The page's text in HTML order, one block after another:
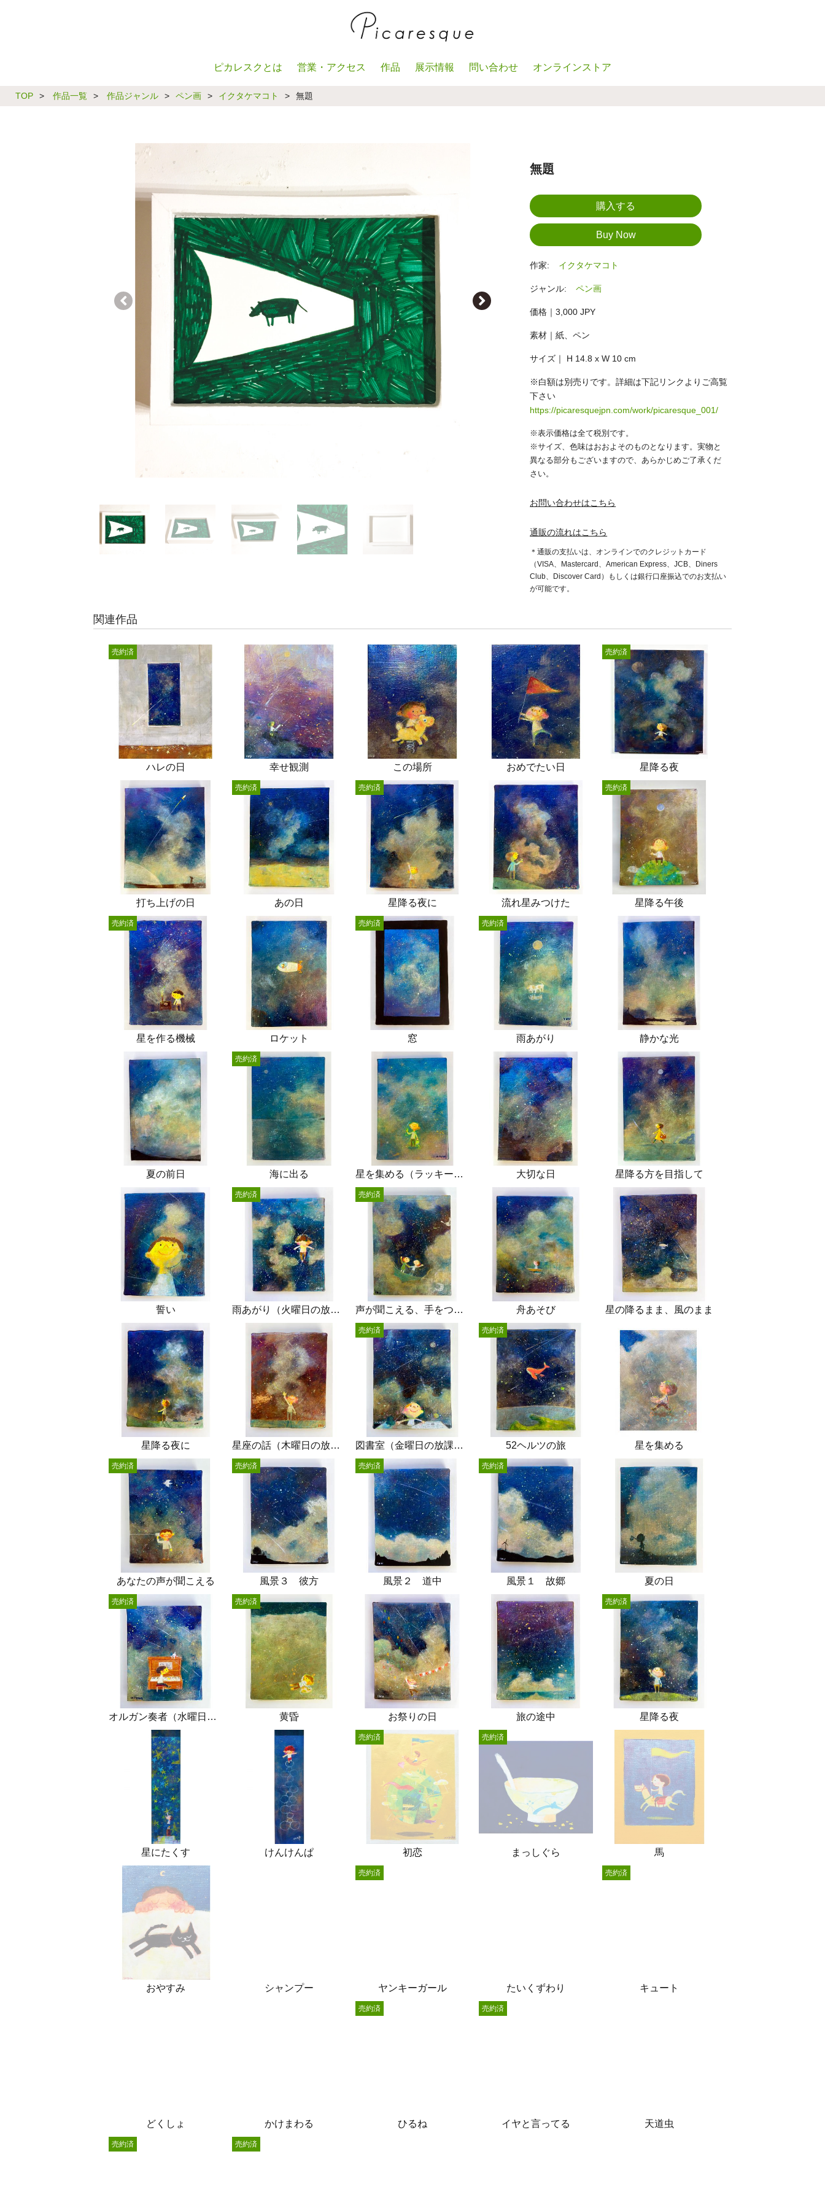
ピカレスクとは 営業・アクセス 作品 展示情報 問い合わせ オンラインストア
TOP > 作品一覧 > 作品ジャンル > ペン画 > イクタケマコト > 無題
無題
作家: イクタケマコト
ジャンル: ペン画
価格｜3,000 JPY
素材｜紙、ペン
サイズ｜ H 14.8 x W 10 cm
※白額は別売りです。詳細は下記リンクよりご高覧
下さい
https://picaresquejpn.com/work/picaresque_001/
※表示価格は全て税別です。
※サイズ、色味はおおよそのものとなります。実物と
異なる部分もございますので、あらかじめご了承くだ
さい。
お問い合わせはこちら
通販の流れはこちら
＊通販の支払いは、オンラインでのクレジットカード
（VISA、Mastercard、American Express、JCB、Diners
Club、Discover Card）もしくは銀行口座振込でのお支払い
が可能です。
関連作品
ハレの日
売約済
幸せ観測 この場所 おめでたい日 星降る夜
売約済
打ち上げの日 あの日
売約済
星降る夜に
売約済
流れ星みつけた 星降る午後
売約済
星を作る機械
売約済
ロケット 窓
売約済
雨あがり
売約済
静かな光
夏の前日 海に出る
売約済
星を集める（ラッキーデイ） 大切な日 星降る方を目指して
誓い 雨あがり（火曜日の放課後）
売約済
声が聞こえる、手をつなぐ、
売約済
舟あそび 星の降るまま、風のまま
星降る夜に 星座の話（木曜日の放課後） 図書室（金曜日の放課後）
売約済
52ヘルツの旅
売約済
星を集める
あなたの声が聞こえる
売約済
風景３ 彼方
売約済
風景２ 道中
売約済
風景１ 故郷
売約済
夏の日
オルガン奏者（水曜日の放課後）
売約済
黄昏
売約済
お祭りの日 旅の途中 星降る夜
売約済
星にたくす けんけんぱ 初恋
売約済
まっしぐら
売約済
馬
おやすみ シャンプー ヤンキーガール
売約済
たいくずわり キュート
売約済
どくしょ かけまわる ひるね
売約済
イヤと言ってる
売約済
天道虫
売約済 売約済